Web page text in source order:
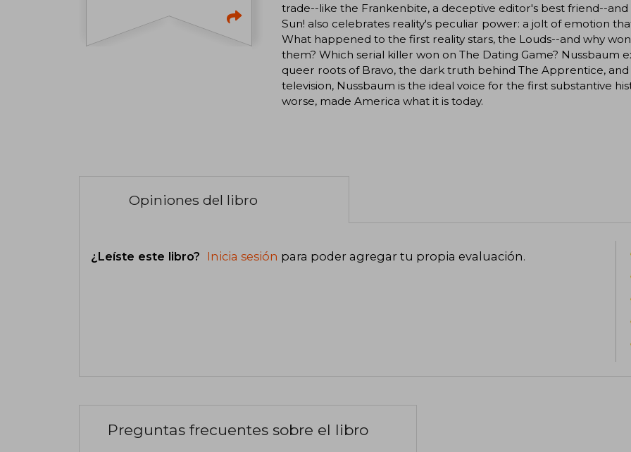
trade--like the Frankenbite, a deceptive editor's best friend--
Sun! also celebrates reality's peculiar power: a jolt of emotion
What happened to the first reality stars, the Louds--and why
them? Which serial killer won on The Dating Game? Nussbaum
queer roots of Bravo, the dark truth behind The Apprentice,
television, Nussbaum is the ideal voice for the first substantive
worse, made America what it is today.
Opiniones del libro
¿Leíste este libro? Inicia sesión para poder agregar tu propia evaluación.
Preguntas frecuentes sobre el libro